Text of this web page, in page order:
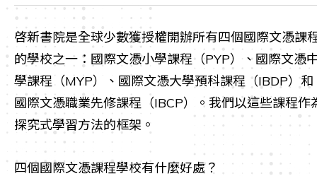
啓新書院是全球少數獲授權開辦所有四個國際文憑課
的學校之一：國際文憑小學課程（PYP）、國際文憑
學課程（MYP）、國際文憑大學預科課程（IBDP）和
國際文憑職業先修課程（IBCP）。我們以這些課程作
探究式學習方法的框架。
四個國際文憑課程學校有什麼好處？